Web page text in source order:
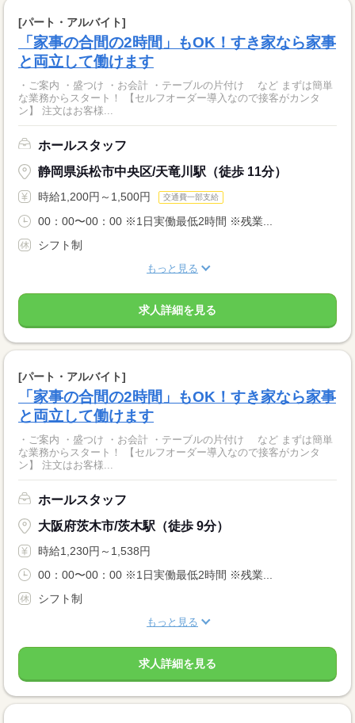
[パート・アルバイト]
「家事の合間の2時間」もOK！すき家なら家事
と両立して働けます
・ご案内 ・盛つけ ・お会計 ・テーブルの片付け など まずは簡単
な業務からスタート！ 【セルフオーダー導入なので接客がカンタ
ン】 注文はお客様...
ホールスタッフ
静岡県浜松市中央区/天竜川駅（徒歩 11分）
時給1,200円～1,500円 交通費一部支給
00：00〜00：00 ※1日実働最低2時間 ※残業...
シフト制
もっと見る
求人詳細を見る
[パート・アルバイト]
「家事の合間の2時間」もOK！すき家なら家事
と両立して働けます
・ご案内 ・盛つけ ・お会計 ・テーブルの片付け など まずは簡単
な業務からスタート！ 【セルフオーダー導入なので接客がカンタ
ン】 注文はお客様...
ホールスタッフ
大阪府茨木市/茨木駅（徒歩 9分）
時給1,230円～1,538円
00：00〜00：00 ※1日実働最低2時間 ※残業...
シフト制
もっと見る
求人詳細を見る